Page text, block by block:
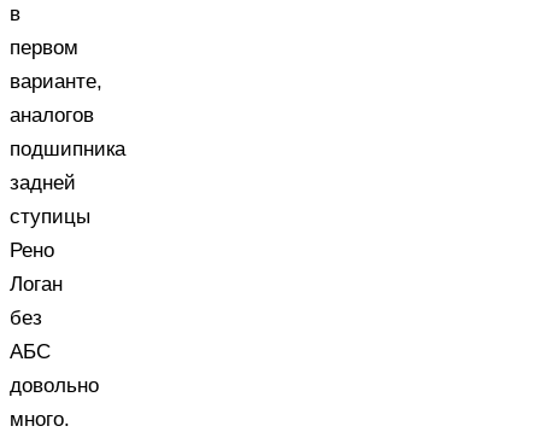
в
первом
варианте,
аналогов
подшипника
задней
ступицы
Рено
Логан
без
АБС
довольно
много.